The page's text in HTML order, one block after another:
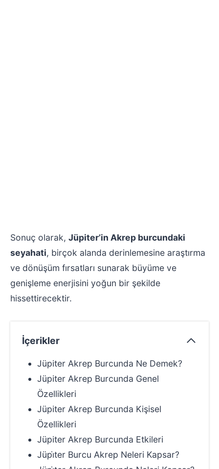
Sonuç olarak, Jüpiter’in Akrep burcundaki
seyahati, birçok alanda derinlemesine araştırma
ve dönüşüm fırsatları sunarak büyüme ve
genişleme enerjisini yoğun bir şekilde
hissettirecektir.
İçerikler
Jüpiter Akrep Burcunda Ne Demek?
Jüpiter Akrep Burcunda Genel
Özellikleri
Jüpiter Akrep Burcunda Kişisel
Özellikleri
Jüpiter Akrep Burcunda Etkileri
Jüpi̇ter Burcu Akrep Neleri Kapsar?